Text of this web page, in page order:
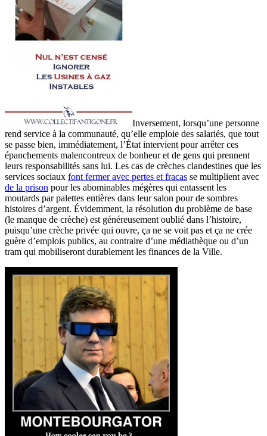
Inversement, lorsqu’une personne
rend service à la communauté, qu’elle emploie des salariés, que tout
se passe bien, immédiatement, l’État intervient pour arrêter ces
épanchements malencontreux de bonheur et de gens qui prennent
leurs responsabilités sans lui. Les cas de crèches clandestines que les
services sociaux font fermer avec pertes et fracas se multiplient avec
de la prison pour les abominables mégères qui entassent les
moutards par palettes entières dans leur salon pour de sombres
histoires d’argent. Évidemment, la résolution du problème de base
(le manque de crèche) est généreusement oublié dans l’histoire,
puisqu’une crèche privée qui ouvre, ça ne se voit pas et ça ne crée
guère d’emplois publics, au contraire d’une médiathèque ou d’un
tram qui mobiliseront durablement les finances de la Ville.